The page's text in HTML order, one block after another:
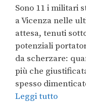
Sono 11 i militari
a Vicenza nelle
attesa, tenuti
potenziali
da scherzare:
più che
spesso
Leggi tutto